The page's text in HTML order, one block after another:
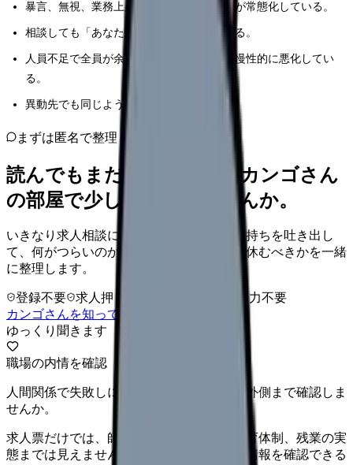
暴言、無視、業務上必要な情報共有の拒否が常態化している。
相談しても「あなたが弱い」で片付けられる。
人員不足で全員が余裕を失い、人間関係が慢性的に悪化してい
る。
異動先でも同じような退職理由が多い。
まずは匿名で整理
読んでもまだ苦しいなら、カンゴさん
の部屋で少し話してみませんか。
いきなり求人相談には進みません。今の気持ちを吐き出し
て、何がつらいのか、辞めるべきか、少し休むべきかを一緒
に整理します。
登録不要 求人押し売りなし
病院名は入力不要
カンゴさんを知ってから相談する
ゆっくり聞きます
職場の内情を確認
人間関係で失敗しにくい職場か、求人票の外側まで確認しま
せんか。
求人票だけでは、師長の方針、離職率、教育体制、残業の実
態までは見えません。職場に関する詳しい情報を確認できる